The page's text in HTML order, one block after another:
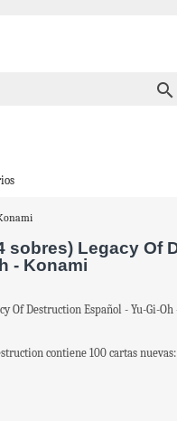

sobres) Legacy Of
- Konami
Of Destruction Español - Yu-Gi-
contiene 100 cartas nuevas: